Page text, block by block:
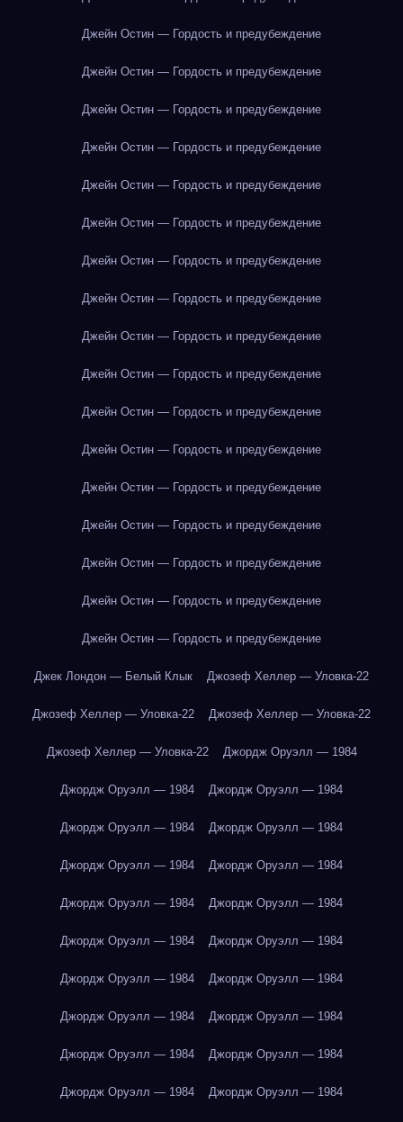
Джейн Остин — Гордость и предубеждение
Джейн Остин — Гордость и предубеждение
Джейн Остин — Гордость и предубеждение
Джейн Остин — Гордость и предубеждение
Джейн Остин — Гордость и предубеждение
Джейн Остин — Гордость и предубеждение
Джейн Остин — Гордость и предубеждение
Джейн Остин — Гордость и предубеждение
Джейн Остин — Гордость и предубеждение
Джейн Остин — Гордость и предубеждение
Джейн Остин — Гордость и предубеждение
Джейн Остин — Гордость и предубеждение
Джейн Остин — Гордость и предубеждение
Джейн Остин — Гордость и предубеждение
Джейн Остин — Гордость и предубеждение
Джейн Остин — Гордость и предубеждение
Джейн Остин — Гордость и предубеждение
Джек Лондон — Белый Клык Джозеф Хеллер — Уловка-22
Джозеф Хеллер — Уловка-22 Джозеф Хеллер — Уловка-22
Джозеф Хеллер — Уловка-22 Джордж Оруэлл — 1984
Джордж Оруэлл — 1984 Джордж Оруэлл — 1984
Джордж Оруэлл — 1984 Джордж Оруэлл — 1984
Джордж Оруэлл — 1984 Джордж Оруэлл — 1984
Джордж Оруэлл — 1984 Джордж Оруэлл — 1984
Джордж Оруэлл — 1984 Джордж Оруэлл — 1984
Джордж Оруэлл — 1984 Джордж Оруэлл — 1984
Джордж Оруэлл — 1984 Джордж Оруэлл — 1984
Джордж Оруэлл — 1984 Джордж Оруэлл — 1984
Джордж Оруэлл — 1984 Джордж Оруэлл — 1984